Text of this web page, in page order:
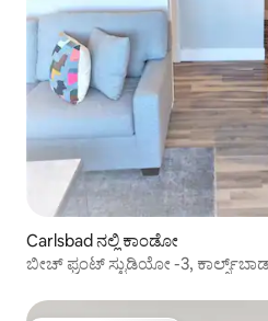
Carlsbad ನಲ್ಲಿ ಕಾಂಡೋ
ಬೀಚ್ ಫ್ರಂಟ್ ಸ್ಟುಡಿಯೋ -3,